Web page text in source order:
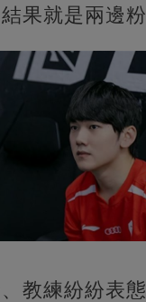
結果就是兩邊
教練紛紛表